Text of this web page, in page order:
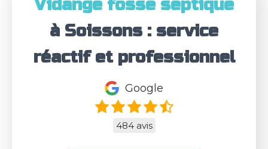
Vidange fosse septique
à Soissons : service
réactif et professionnel
Google
484 avis